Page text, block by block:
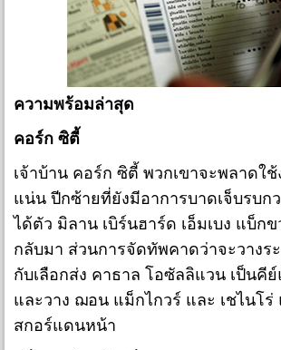
ความพร้อมล่าสุด
คอร์ก ซิตี้
เจ้าบ้าน คอร์ก ซิตี้ พวกเขาจะพลาดใ
แน่น ปีกซ้ายที่ยังมีอาการบาดเจ็บรบก
ได้ตัว มิลาน เบิร์นฮาร์ด เอ็มเบง แบ็ก
กลับมา ส่วนการจัดทัพคาดว่าจะวางร
กับเลือกส่ง คาธาล โอซัลลิแวน เป็นคี
และวาง ฌอน แม็กไกวร์ และ เชไนโร่
สกอร์แดนหน้า